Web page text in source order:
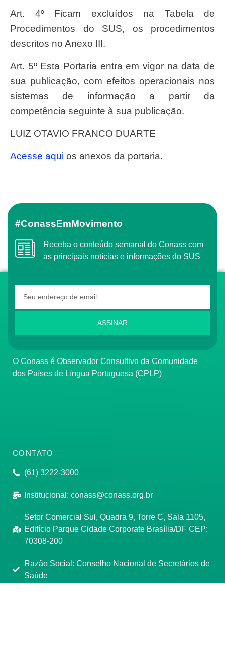
Art. 4º Ficam excluídos na Tabela de
Procedimentos do SUS, os procedimentos
descritos no Anexo III.
Art. 5º Esta Portaria entra em vigor na data de
sua publicação, com efeitos operacionais nos
sistemas de informação a partir da
competência seguinte à sua publicação.
LUIZ OTAVIO FRANCO DUARTE
Acesse aqui os anexos da portaria.
#ConassEmMovimento
Receba o conteúdo semanal do Conass com
as principais notícias e informações do SUS
ASSINAR
O Conass é Observador Consultivo da Comunidade
dos Países de Língua Portuguesa (CPLP)
CONTATO
(61) 3222-3000
Institucional: conass@conass.org.br
Setor Comercial Sul, Quadra 9, Torre C, Sala 1105,
Edifício Parque Cidade Corporate Brasília/DF CEP:
70308-200
Razão Social: Conselho Nacional de Secretários de
Saúde